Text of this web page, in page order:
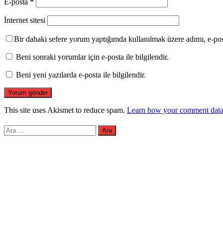
E-posta *
İnternet sitesi
Bir dahaki sefere yorum yaptığımda kullanılmak üzere adımı, e-
Beni sonraki yorumlar için e-posta ile bilgilendir.
Beni yeni yazılarda e-posta ile bilgilendir.
This site uses Akismet to reduce spam. Learn how your comment
Arama: